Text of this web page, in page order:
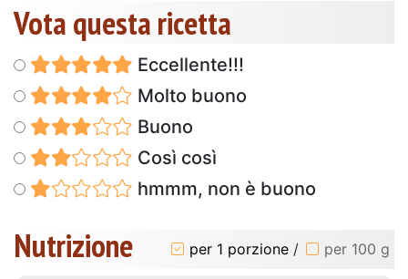
Vota questa ricetta
Eccellente!!!
Molto buono
Buono
Così così
hmmm, non è buono
Nutrizione per 1 porzione / per 100 g